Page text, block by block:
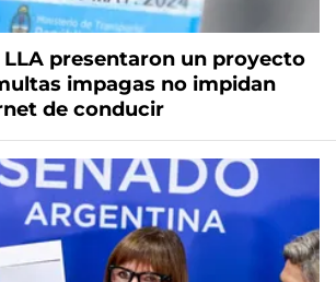
presentaron un proyecto
impagas no impidan
de conducir